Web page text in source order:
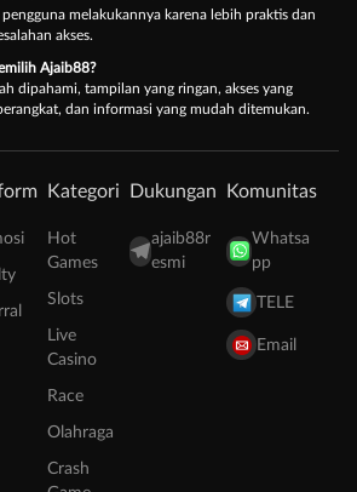
melakukannya karena lebih praktis dan
akses.
Ajaib88?
dipahami, tampilan yang ringan, akses yang
dan informasi yang mudah ditemukan.
Kategori
Hot
Games
Slots
Live
Casino
Race
Olahraga
Crash
Dukungan
ajaib88r
esmi
Komunitas
Whatsa
pp
TELE
Email